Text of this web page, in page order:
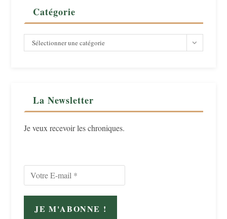
Catégorie
Catégorie
Sélectionner une catégorie
La Newsletter
Je veux recevoir les chroniques.